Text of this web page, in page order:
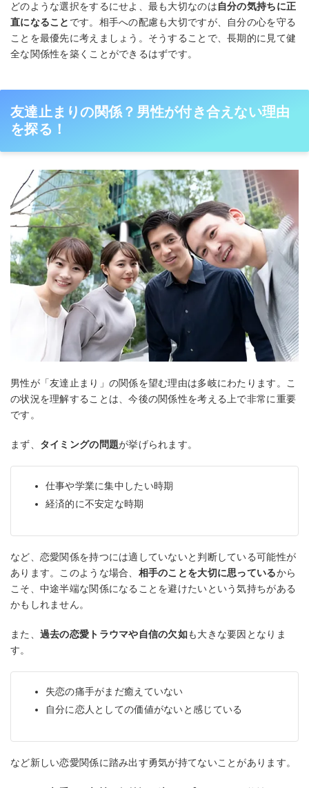
どのような選択をするにせよ、最も大切なのは自分の気持ちに正
直になること です。相手への配慮も大切ですが、自分の心を守る
ことを最優先に考えましょう。そうすることで、長期的に見て健
全な関係性を築くことができるはずです。
友達止まりの関係？男性が付き合えない理由
を探る！
男性が「友達止まり」の関係を望む理由は多岐にわたります。こ
の状況を理解することは、今後の関係性を考える上で非常に重要
です。
まず、 タイミングの問題が挙げられます。
仕事や学業に集中したい時期
経済的に不安定な時期
など、恋愛関係を持つには適していないと判断している可能性が
あります。このような場合、 相手のことを大切に思っているから
こそ、中途半端な関係になることを避けたいという気持ちがある
かもしれません。
また、 過去の恋愛トラウマや自信の欠如も大きな要因となりま
す。
失恋の痛手がまだ癒えていない
自分に恋人としての価値がないと感じている
など新しい恋愛関係に踏み出す勇気が持てないことがあります。